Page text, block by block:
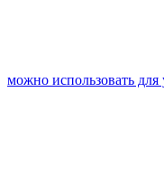
можно использовать